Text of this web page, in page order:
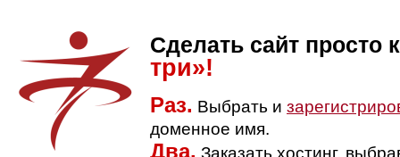
Сделать сайт просто
три»!
Раз. Выбрать и
доменное имя.
Два. Заказать хостинг,